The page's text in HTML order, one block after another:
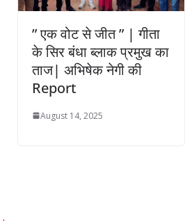
” एक वोट से जीत ” | गीता
के सिर बंधा ब्लाक प्रमुख का
ताज| अभिषेक नेगी की
Report
August 14, 2025